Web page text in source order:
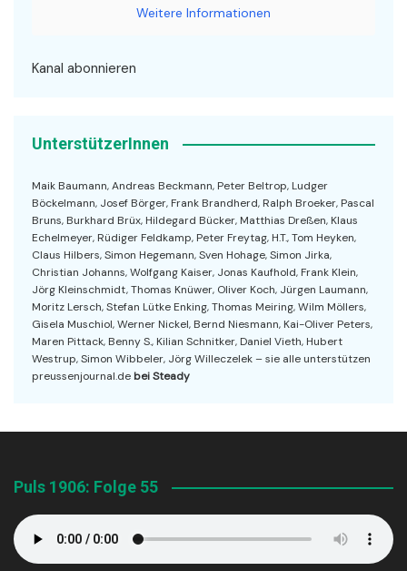
Weitere Informationen
Kanal abonnieren
UnterstützerInnen
Maik Baumann, Andreas Beckmann, Peter Beltrop, Ludger
Böckelmann, Josef Börger, Frank Brandherd, Ralph Broeker, Pascal
Bruns, Burkhard Brüx, Hildegard Bücker, Matthias Dreßen, Klaus
Echelmeyer, Rüdiger Feldkamp, Peter Freytag, H.T., Tom Heyken,
Claus Hilbers, Simon Hegemann, Sven Hohage, Simon Jirka,
Christian Johanns, Wolfgang Kaiser, Jonas Kaufhold, Frank Klein,
Jörg Kleinschmidt, Thomas Knüwer, Oliver Koch, Jürgen Laumann,
Moritz Lersch, Stefan Lütke Enking, Thomas Meiring, Wilm Möllers,
Gisela Muschiol, Werner Nickel, Bernd Niesmann, Kai-Oliver Peters,
Maren Pittack, Benny S., Kilian Schnitker, Daniel Vieth, Hubert
Westrup, Simon Wibbeler, Jörg Willeczelek – sie alle unterstützen
preussenjournal.de bei Steady
Puls 1906: Folge 55